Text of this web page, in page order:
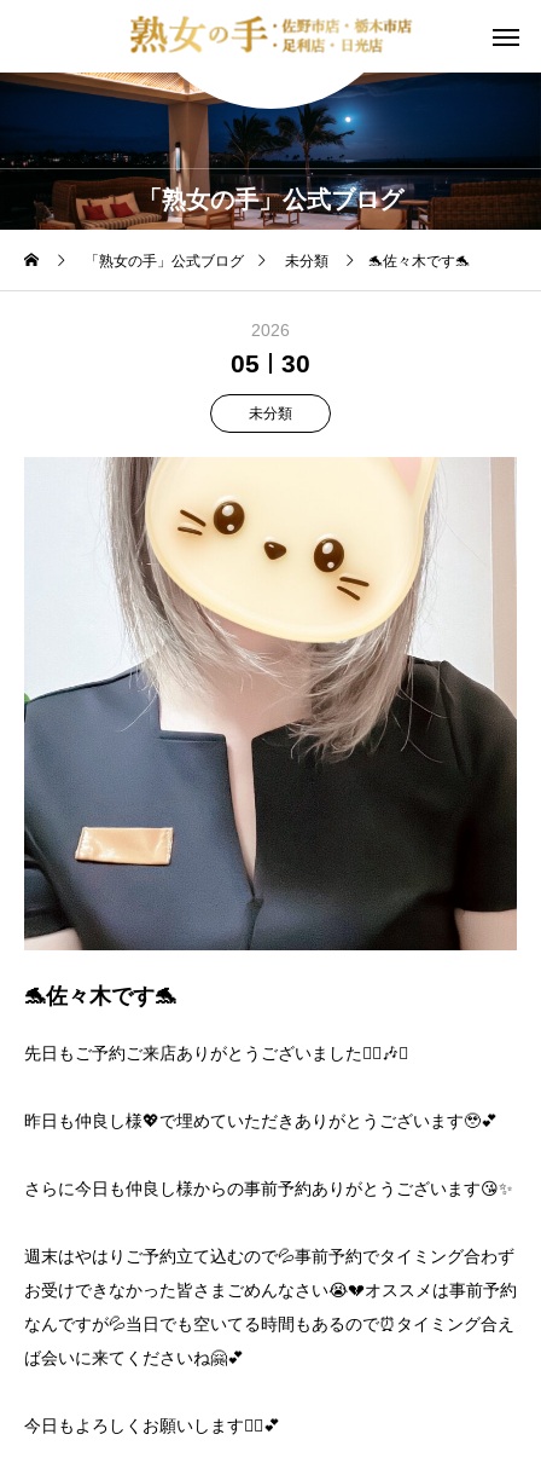
「熟女の手」公式ブログ
「熟女の手」公式ブログ 未分類 🐬佐々木です🐬
2026
05 30
未分類
🐬佐々木です🐬
先日もご予約ご来店ありがとうございました🙇‍♀️🎶✨️
昨日も仲良し様💖で埋めていただきありがとうございます🥹💕
さらに今日も仲良し様からの事前予約ありがとうございます😘✨️
週末はやはりご予約立て込むので💦事前予約でタイミング合わず
お受けできなかった皆さまごめんなさい😭💔オススメは事前予約
なんですが💦当日でも空いてる時間もあるので⏰タイミング合え
ば会いに来てくださいね🤗💕
今日もよろしくお願いします🙇‍♀️💕